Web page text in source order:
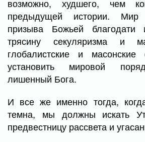
возможно, худшего, чем
предыдущей истории. Мир
призыва Божьей благодати
трясину секуляризма и
глобалистские и масонские
установить мировой
лишенный Бога.
И все же именно тогда,
темна, мы должны искать
предвестницу рассвета и